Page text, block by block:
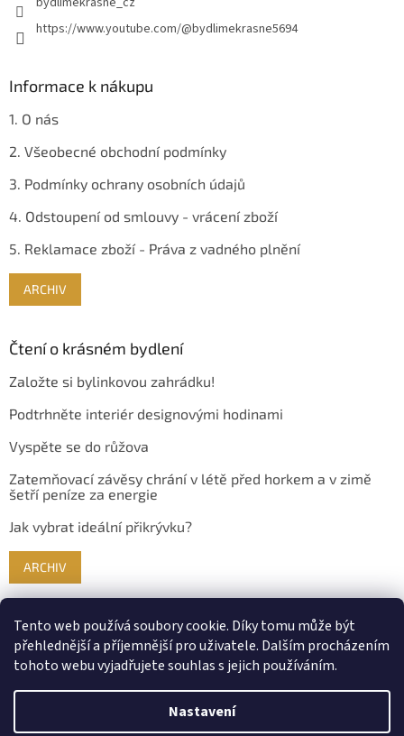
Tento web používá soubory cookie. Díky tomu může být
přehlednější a příjemnější pro uživatele. Dalším procházením
tohoto webu vyjadřujete souhlas s jejich používáním.
Nastavení
https://www.youtube.com/@bydlimekrasne5694
Informace k nákupu
1. O nás
2. Všeobecné obchodní podmínky
3. Podmínky ochrany osobních údajů
4. Odstoupení od smlouvy - vrácení zboží
5. Reklamace zboží - Práva z vadného plnění
ARCHIV
Čtení o krásném bydlení
Založte si bylinkovou zahrádku!
Podtrhněte interiér designovými hodinami
Vyspěte se do růžova
Zatemňovací závěsy chrání v létě před horkem a v zimě
šetří peníze za energie
Jak vybrat ideální přikrývku?
ARCHIV
Vytvořil Shoptet